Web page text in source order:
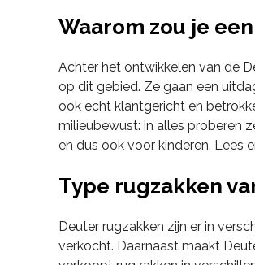
Waarom zou je
Achter het ontwikkelen van de
op dit gebied. Ze gaan een
ook echt klantgericht en
milieubewust: in alles proberen
en dus ook voor kinderen. Lees
Type rugzakken
Deuter rugzakken zijn er in
verkocht. Daarnaast maakt